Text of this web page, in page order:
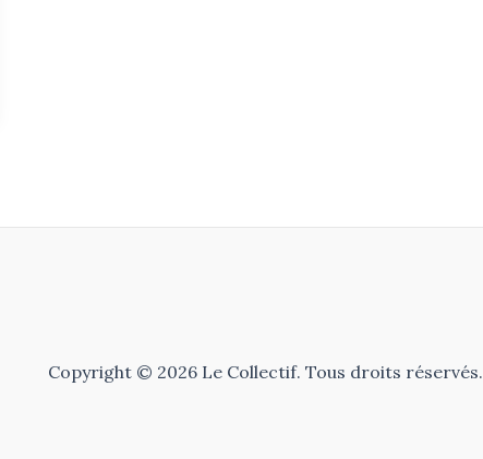
Copyright © 2026 Le Collectif. Tous droits réservés.